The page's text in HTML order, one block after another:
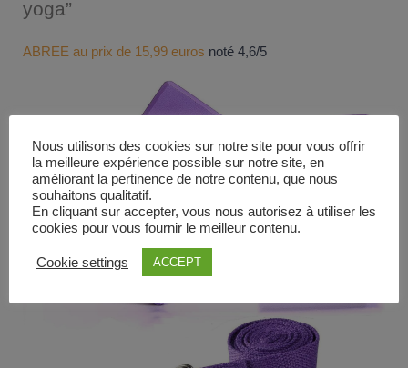
yoga”
ABREE au prix de 15,99 euros noté 4,6/5
Nous utilisons des cookies sur notre site pour vous offrir
la meilleure expérience possible sur notre site, en
améliorant la pertinence de notre contenu, que nous
souhaitons qualitatif.
En cliquant sur accepter, vous nous autorisez à utiliser les
cookies pour vous fournir le meilleur contenu.
Cookie settings ACCEPT